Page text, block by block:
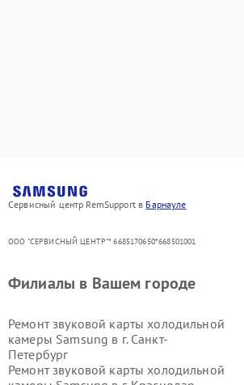
Сервисный центр RemSupport в Барнауле
ООО "СЕРВИСНЫЙ ЦЕНТР"* 6685170650*668501001
Филиалы в Вашем городе
Ремонт звуковой карты холодильной
камеры Samsung в г. Санкт-
Петербург
Ремонт звуковой карты холодильной